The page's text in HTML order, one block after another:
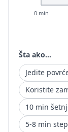
0 min
Šta ako...
Jedite
Koristite
10 min
5-8 min